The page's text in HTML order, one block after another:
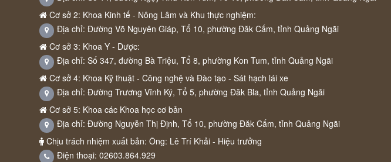
Cơ sở 2: Khoa Kinh tế - Nông Lâm và Khu thực nghiệm:
Địa chỉ: Đường Võ Nguyên Giáp, Tổ 10, phường Đăk Cấm, tỉnh Quảng Ngãi
Cơ sở 3: Khoa Y - Dược:
Địa chỉ: Số 347, đường Bà Triệu, Tổ 8, phường Kon Tum, tỉnh Quảng Ngãi
Cơ sở 4: Khoa Kỹ thuật - Công nghệ và Đào tạo - Sát hạch lái xe
Địa chỉ: Đường Trương Vĩnh Ký, Tổ 5, phường Đăk Bla, tỉnh Quảng Ngãi
Cơ sở 5: Khoa các Khoa học cơ bản
Địa chỉ: Đường Nguyễn Thị Định, Tổ 10, phường Đăk Cấm, tỉnh Quảng Ngãi
Chịu trách nhiệm xuất bản: Ông: Lê Trí Khải - Hiệu trưởng
Điện thoại: 02603.864.929